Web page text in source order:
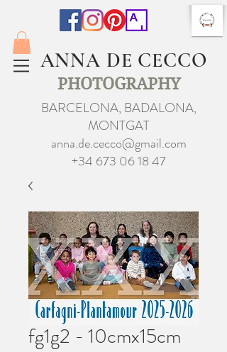
ANNA DE CECCO
PHOTOGRAPHY
BARCELONA, BADALONA,
MONTGAT
anna.de.cecco@gmail.com
+34 673 06 18 47
fg1g2 - 10cmx15cm